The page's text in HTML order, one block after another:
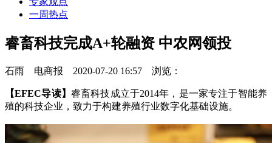
一周热点
睿畜科技完成A+轮融资 中农网领投
石雨 电商报 2020-07-20 16:57 浏览：
【EFEC导读】 睿畜科技成立于2014年，是一家专注于智能养
殖的科技企业，致力于构建养殖行业数字化基础设施。